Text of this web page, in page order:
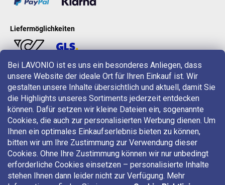
Bei LAVONIO ist es uns ein besonderes Anliegen, dass
unsere Website der ideale Ort für Ihren Einkauf ist. Wir
gestalten unsere Inhalte übersichtlich und aktuell, damit Sie
die Highlights unseres Sortiments jederzeit entdecken
können. Dafür setzen wir kleine Dateien ein, sogenannte
Cookies, die auch zur personalisierten Werbung dienen. Um
Ihnen ein optimales Einkaufserlebnis bieten zu können,
bitten wir um Ihre Zustimmung zur Verwendung dieser
Cookies. Ohne Ihre Zustimmung können wir nur unbedingt
erforderliche Cookies einsetzen – personalisierte Inhalte
stehen Ihnen dann leider nicht zur Verfügung. Mehr
Liefermöglichkeiten
LAVONIO in der Welt
Für Aktionen, Gewinnspiele und Rabatte folgen Sie uns auf: